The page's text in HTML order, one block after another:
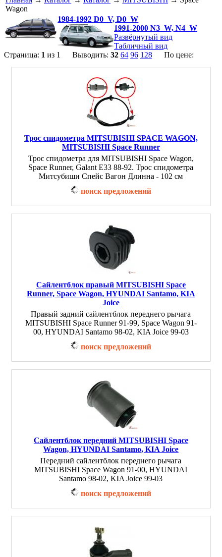
Wagon
1984-1992 D0_V, D0_W
1991-2000 N3_W, N4_W
Развёрнутый вид
Табличный вид
Страница: 1 из 1 Выводить: 32 64 96 128 По цене:
Трос спидометра MITSUBISHI SPACE WAGON,
MITSUBISHI Space Runner
Трос спидометра для MITSUBISHI Space Wagon,
Space Runner, Galant E33 88-92. Трос спидометра
Митсубиши Спейс Вагон Длинна - 102 см
поиск предложений
Сайлентблок правый MITSUBISHI Space
Runner, Space Wagon, HYUNDAI Santamo, KIA
Joice
Правый задний сайлентблок переднего рычага
MITSUBISHI Space Runner 91-99, Space Wagon 91-
00, HYUNDAI Santamo 98-02, KIA Joice 99-03
поиск предложений
Сайлентблок передний MITSUBISHI Space
Wagon, HYUNDAI Santamo, KIA Joice
Передний сайлентблок переднего рычага
MITSUBISHI Space Wagon 91-00, HYUNDAI
Santamo 98-02, KIA Joice 99-03
поиск предложений